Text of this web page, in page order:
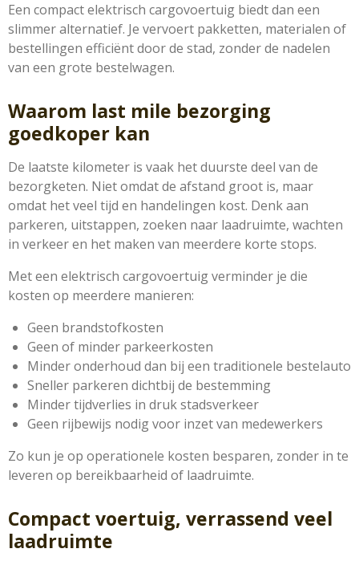
Een compact elektrisch cargovoertuig biedt dan een
slimmer alternatief. Je vervoert pakketten, materialen of
bestellingen efficiënt door de stad, zonder de nadelen
van een grote bestelwagen.
Waarom last mile bezorging
goedkoper kan
De laatste kilometer is vaak het duurste deel van de
bezorgketen. Niet omdat de afstand groot is, maar
omdat het veel tijd en handelingen kost. Denk aan
parkeren, uitstappen, zoeken naar laadruimte, wachten
in verkeer en het maken van meerdere korte stops.
Met een elektrisch cargovoertuig verminder je die
kosten op meerdere manieren:
Geen brandstofkosten
Geen of minder parkeerkosten
Minder onderhoud dan bij een traditionele bestelauto
Sneller parkeren dichtbij de bestemming
Minder tijdverlies in druk stadsverkeer
Geen rijbewijs nodig voor inzet van medewerkers
Zo kun je op operationele kosten besparen, zonder in te
leveren op bereikbaarheid of laadruimte.
Compact voertuig, verrassend veel
laadruimte